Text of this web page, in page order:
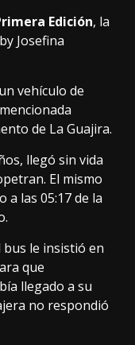
Edición, la
Josefina
vehículo de
de La Guajira.
llegó sin vida
El mismo
las 05:17 de la
bus le insistió en
que
llegado a su
no respondió